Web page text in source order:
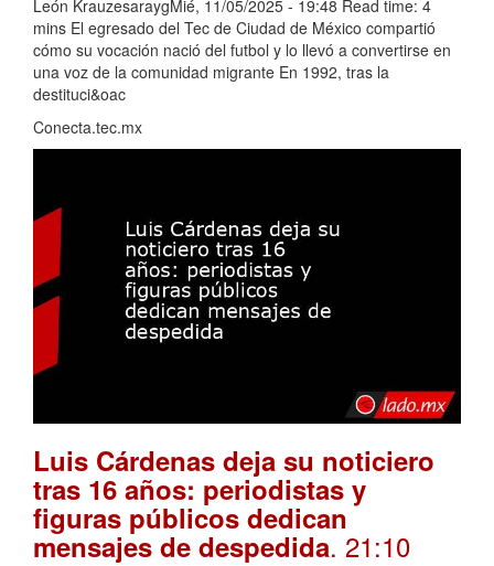
León KrauzesaraygMié, 11/05/2025 - 19:48 Read time: 4
mins El egresado del Tec de Ciudad de México compartió
cómo su vocación nació del futbol y lo llevó a convertirse en
una voz de la comunidad migrante En 1992, tras la
destituci&oac
Conecta.tec.mx
Luis Cárdenas deja su noticiero
tras 16 años: periodistas y
figuras públicos dedican
mensajes de despedida. 21:10